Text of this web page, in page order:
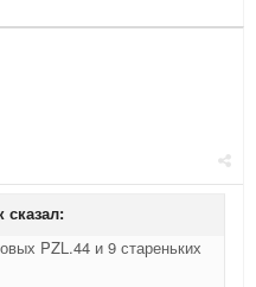
сказал:
PZL.44 и 9 стареньких